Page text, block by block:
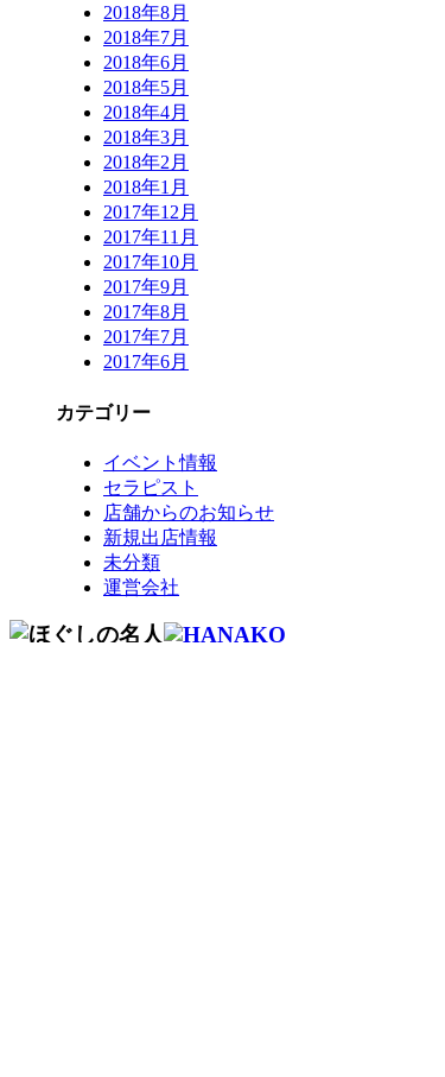
2018年8月
2018年7月
2018年6月
2018年5月
2018年4月
2018年3月
2018年2月
2018年1月
2017年12月
2017年11月
2017年10月
2017年9月
2017年8月
2017年7月
2017年6月
カテゴリー
イベント情報
セラピスト
店舗からのお知らせ
新規出店情報
未分類
運営会社